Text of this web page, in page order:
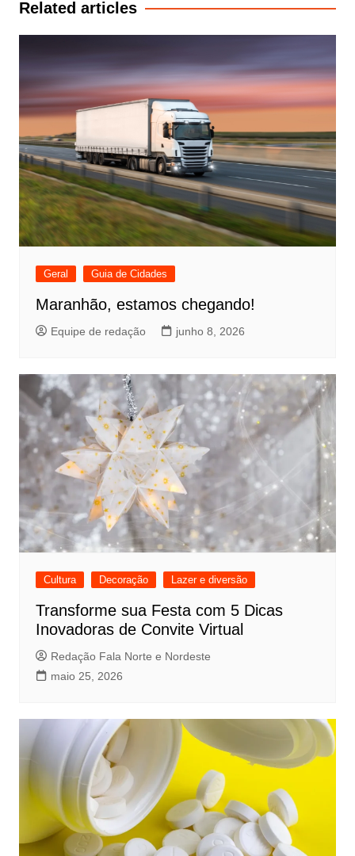
Related articles
Geral Guia de Cidades
Maranhão, estamos chegando!
Equipe de redação junho 8, 2026
Cultura Decoração Lazer e diversão
Transforme sua Festa com 5 Dicas
Inovadoras de Convite Virtual
Redação Fala Norte e Nordeste
maio 25, 2026